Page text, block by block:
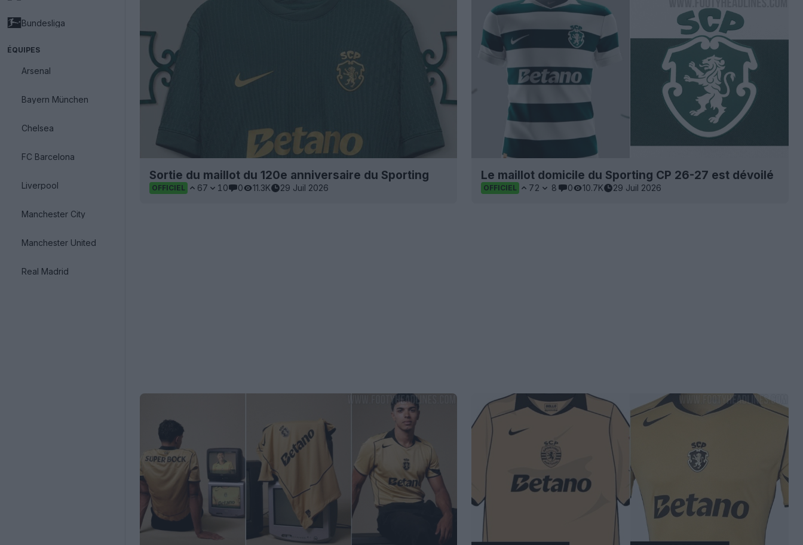
Bundesliga
ÉQUIPES
Arsenal
Bayern München
Chelsea
FC Barcelona
Liverpool
Manchester City
Manchester United
Real Madrid
Sortie du maillot du 120e anniversaire du Sporting
OFFICIEL 67 10 0 11.3K 29 Juil 2026
Le maillot domicile du Sporting CP 26-27 est dévoilé
OFFICIEL 72 8 0 10.7K 29 Juil 2026